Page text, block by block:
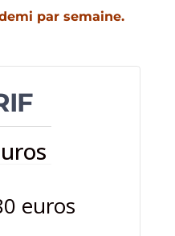
par semaine.
euros